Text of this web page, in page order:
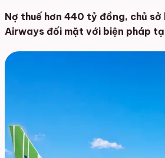
Nợ thuế hơn 440 tỷ đồng, chủ sở
Airways đối mặt với biện pháp